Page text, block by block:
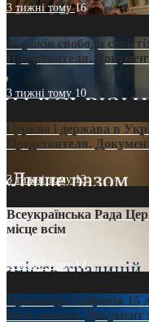
3 тижні тому16
35 років свободи
Предстоятеля.
3 тижні тому 10
Церква і держава в
Предстоятеля.
3 тижні тому13
Всеукраїнська Рада
місце всім
3 тижні тому12
Проповідь Епіфанія 15
його амвона. Документ